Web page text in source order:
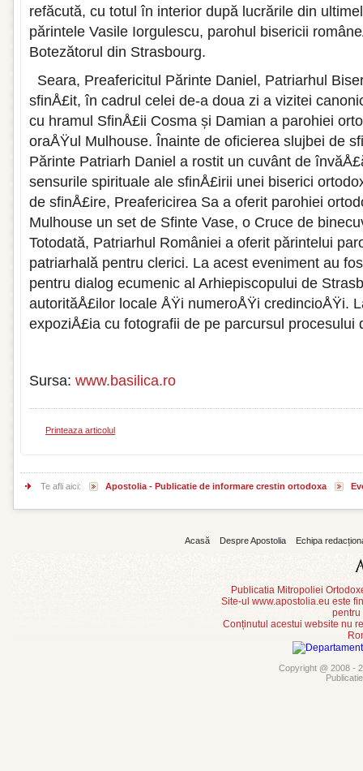
refăcută, cu totul în interior după lucrările din
părintele Vasile Iorgulescu, parohul bisericii
Botezătorul din Strasbourg.
Seara, Preafericitul Părinte Daniel, Patriarhul
sfinÅ£it, în cadrul celei de-a doua zi a vizitei
cu hramul SfinÅ£ii Cosma și Damian a parohiei
oraÅŸul Mulhouse. Înainte de oficierea slujbei de
Părinte Patriarh Daniel a rostit un cuvânt de
sensurile spirituale ale sfinÅ£irii unei biserici
de sfinÅ£ire, Preafericirea Sa a oferit parohiei
Mulhouse un set de Sfinte Vase, o Cruce de
Totodată, Patriarhul României a oferit părintelui
patriarhală pentru clerici. La acest eveni­ment au
pentru dialog ecumenic al Arhiepiscopului de
autorităÅ£ilor locale ÅŸi numeroÅŸi credincioÅŸi.
ex­poziÅ£ia cu fotografii de pe parcursul procesului
Sursa: www.basilica.ro
Printeaza articolul
Te afli aici: Apostolia - Publicatie de informare crestin ortodoxa
Acasă Despre Apostolia Echipa
Publicatia Mitropoliei
Site-ul www.apostolia.eu este
pentru
Conținutul acestui website nu
Copyright @ 2008 -